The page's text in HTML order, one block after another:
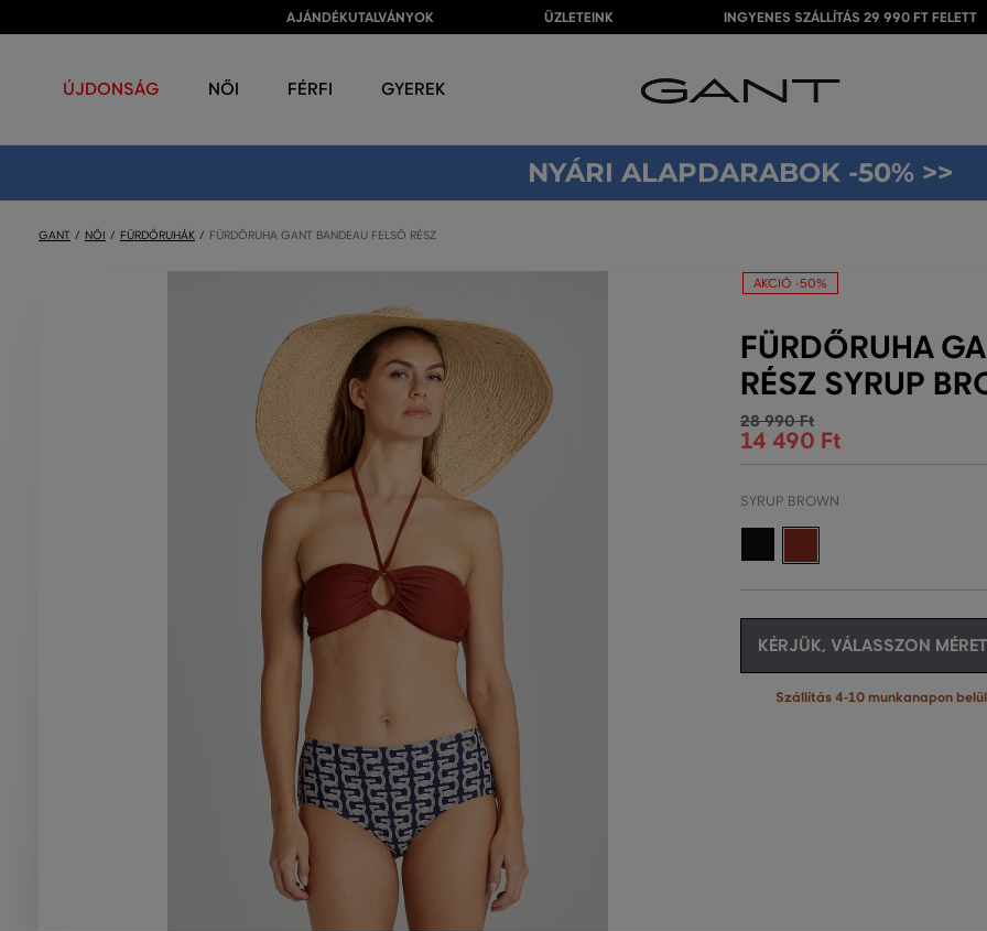
AJÁNDÉKUTALVÁNYOK ÜZLETEINK INGYENES SZÁLLÍTÁS 29 990 FT FELETT
ÚJDONSÁG NŐI FÉRFI GYEREK
NYÁRI ALAPDARABOK -50% >>
GANT NŐI FÜRDŐRUHÁK FÜRDŐRUHA GANT BANDEAU FELSŐ RÉSZ
AKCIÓ -50%
FÜRDŐRUHA
RÉSZ SYRUP
28 990 Ft
14 490 Ft
SYRUP BROWN
KÉRJÜK, VÁLASSZON
Szállítás 4-10 munkanapon belül